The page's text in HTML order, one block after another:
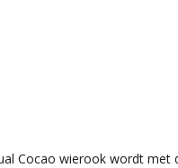
Cocao wierook wordt